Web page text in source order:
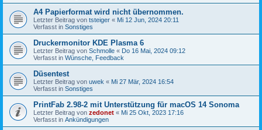
A4 Papierformat wird nicht übernommen.
Letzter Beitrag von tsteiger « Mi 12 Jun, 2024 20:11
Verfasst in Sonstiges
Druckermonitor KDE Plasma 6
Letzter Beitrag von Schmolle « Do 16 Mai, 2024 09:12
Verfasst in Wünsche, Feedback
Düsentest
Letzter Beitrag von uwek « Mi 27 Mär, 2024 16:54
Verfasst in Sonstiges
PrintFab 2.98-2 mit Unterstützung für macOS 14 Sonoma
Letzter Beitrag von zedonet « Mi 25 Okt, 2023 17:16
Verfasst in Ankündigungen